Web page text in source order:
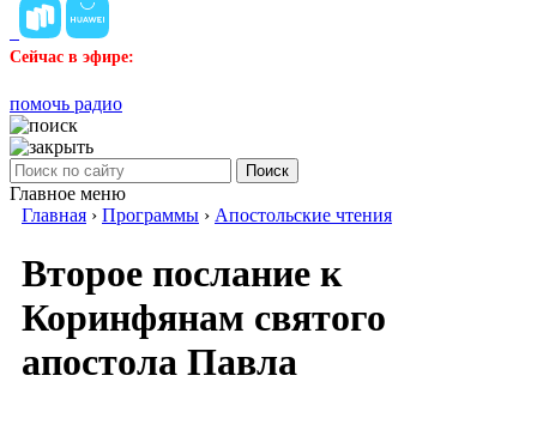
Сейчас в эфире:
помочь радио
Поиск
Главное меню
Главная › Программы › Апостольские чтения
Второе послание к
Коринфянам святого
апостола Павла